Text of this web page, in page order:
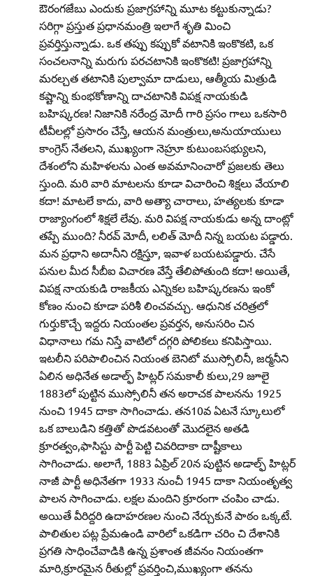
ఔరంగజేబు ఎందుకు ప్రజాగ్రహాన్ని మూట కట్టుకున్నాడు?
సరిగ్గా ప్రస్తుత ప్రధానమంత్రి ఇలాగే శృతి మించి
ప్రవర్తిస్తున్నాడు. ఒక తప్పు కప్పుకో వటానికి ఇంకొకటి, ఒక
సంచలనాన్ని మరుగు పరచటానికి ఇంకొకటి! ప్రజాగ్రహాన్ని
మరల్చత తటానికి పుల్వామా దాడులు, ఆత్మీయ మిత్రుడి
కష్టాన్ని కుంభకోణాన్ని దాచటానికి విపక్ష నాయకుడి
బహిష్కరణ! నిజానికి నరేంద్ర మోదీ గారి ప్రసం గాలు ఒకసారి
టీవీలల్లో ప్రసారం చేస్తే, ఆయన మంత్రులు,అనుయాయులు
కాంగ్రెస్‌ నేతలని, ముఖ్యంగా నెహ్రూ కుటుంబసభ్యులని,
దేశంలోని మహిళలను ఎంత అవమానించారో ప్రజలకు తెలు
స్తుంది. మరి వారి మాటలను కూడా విచారించి శిక్షలు వేయాలి
కదా! మాటలే కాదు, వారి అత్యా చారాలు, హత్యలకు కూడా
రాజ్యాంగంలో శిక్షలే లేవు. మరి విపక్ష నాయకుడు అన్న దాంట్లో
తప్పే ముంది? నీరవ్‌ మోదీ, లలిత్‌ మోదీ నిన్న బయట పడ్డారు.
మన ప్రధాని అదానీని రక్షిస్తూ, ఇవాళ బయటపడ్డారు. చేసే
పనుల మీద సీబీఐ విచారణ వేస్తే తేలిపోతుంది కదా! అయితే,
విపక్ష నాయకుడి రాజకీయ ఎన్నికల బహిష్కరణను ఇంకో
కోణం నుంచి కూడా పరిశీ లించవచ్చు. ఆధునిక చరిత్రలో
గుర్తుకొచ్చే ఇద్దరు నియంతల ప్రవర్తన, అనుసరిం చిన
విధానాలు గమ నిస్తే వాటిలో దగ్గరి పోలికలు కనిపిస్తాయి.
ఇటలీని పరిపాలించిన నియంత బెనిటో ముస్సోలినీ, జర్మనీని
ఏలిన అధినేత అడాల్ఫ్‌ హిట్లర్‌ సమకాలీ కులు,29 జూలై
1883లో పుట్టిన ముస్సోలినీ తన అరాచక పాలనను 1925
నుంచి 1945 దాకా సాగించాడు. తన10వ ఏటనే స్కూలులో
ఒక బాలుడిని కత్తితో పొడవటంతో మొదలైన అతడి
క్రూరత్వం,ఫాసిస్టు పార్టీ పెట్టి చివరిదాకా దాష్టీకాలు
సాగించాడు. అలాగే, 1883 ఏప్రిల్‌ 20న పుట్టిన అడాల్ఫ్‌ హిట్లర్‌
నాజీ పార్టీ అధినేతగా 1933 నుంచీ 1945 దాకా నియంతృత్వ
పాలన సాగించాడు. లక్షల మందిని క్రూరంగా చంపిం చాడు.
అయితే వీరిద్దరి ఉదాహరణల నుంచి నేర్చుకునే పాఠం ఒక్కటే.
పాలితుల పట్ల ప్రేమఉండి వారిలో ఒకడిగా చరిం చి దేశానికి
ప్రగతి సాధించేవాడికి ఉన్న ప్రశాంత జీవనం నియంతగా
మారి,క్రూరమైన రీతుల్లో ప్రవర్తించి,ముఖ్యంగా తనను